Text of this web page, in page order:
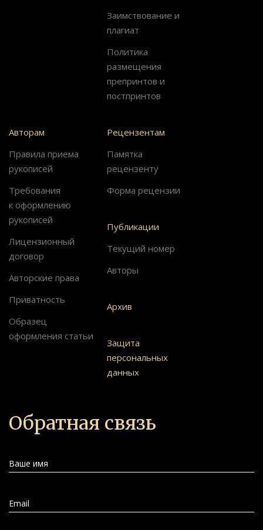
Заимствование и
плагиат
Политика
размещения
препринтов и
постпринтов
Авторам
Правила приема
рукописей
Требования
к оформлению
рукописей
Лицензионный
договор
Авторские права
Приватность
Образец
оформления статьи
Рецензентам
Памятка
рецензенту
Форма рецензии
Публикации
Текущий номер
Авторы
Архив
Защита
персональных
данных
Обратная связь
Ваше имя
Email